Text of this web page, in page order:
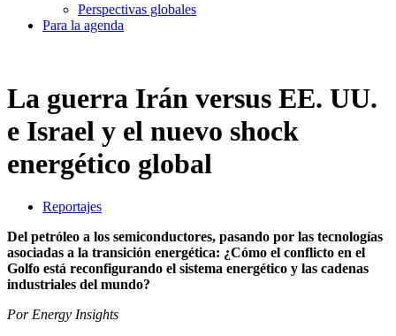
Perspectivas globales
Para la agenda
La guerra Irán versus EE. UU.
e Israel y el nuevo shock
energético global
Reportajes
Del petróleo a los semiconductores, pasando por las tecnologías
asociadas a la transición energética: ¿Cómo el conflicto en el
Golfo está reconfigurando el sistema energético y las cadenas
industriales del mundo?
Por Energy Insights